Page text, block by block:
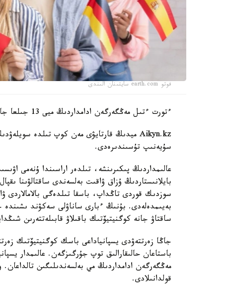
فوتو earth.com سايتىنان الىندى
ءتورت ءتىل مەڭگەرگەن ادامداردىڭ ميى 13 جىلعا جاس كورىنەدى.
سۇيەنىپ تۇسىندىرەدى.
عالىمداردىڭ پىكىرىنشە، تىلدەر اراسىندا ۇنەمى
بايلانىستاردىڭ ۇزاق ۋاقىت بەلسەندى ساقتالۋىنا
سوزدىك قوردى تاڭداپ، باسقا تىلدەگى بالامالاردى
بەيىمدەلەدى. بۇنىڭ ءبارى ساناۋلى سەكۋند
ساقتاۋ جانە كوگنيتيۆتىك باقىلاۋ قابىلەتتەرىن
جاڭا زەرتتەۋدى يسپانياداعى باسك كوگنيتيۆتىك
مەڭگەرگەن ادامداردىڭ مي بەلسەندىلىگىن
قولدانىلادى.